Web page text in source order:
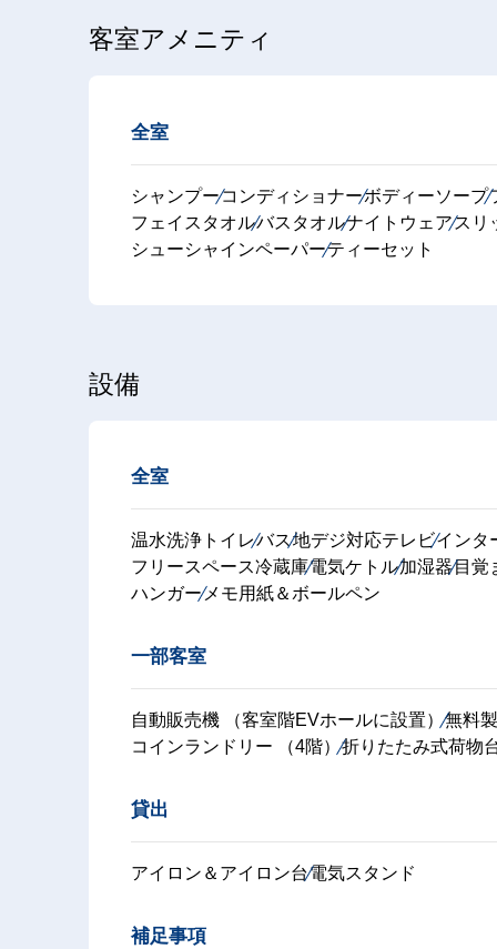
客室アメニティ
全室
シャンプーコンディショナーボディーソープ
フェイスタオルバスタオルナイトウェアスリ
シューシャインペーパーティーセット
設備
全室
温水洗浄トイレバス地デジ対応テレビインタ
フリースペース冷蔵庫電気ケトル加湿器目覚
ハンガーメモ用紙＆ボールペン
一部客室
自動販売機 （客室階EVホールに設置）無料
コインランドリー （4階）折りたたみ式荷物
貸出
アイロン＆アイロン台電気スタンド
補足事項